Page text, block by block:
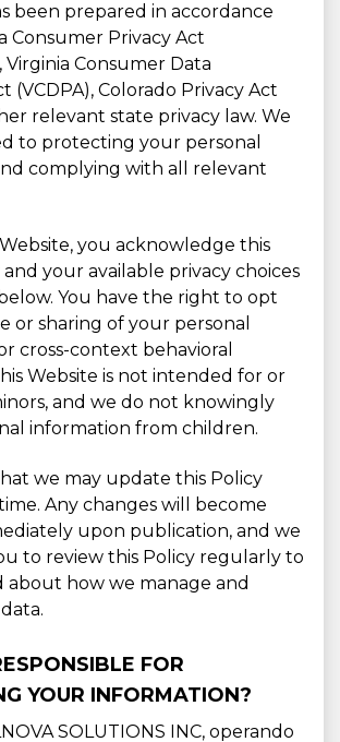
been prepared in accordance
Consumer Privacy Act
Virginia Consumer Data
(VCDPA), Colorado Privacy Act
relevant state privacy law. We
to protecting your personal
complying with all relevant
you acknowledge this
and your available privacy choices
You have the right to opt
or sharing of your personal
cross-context behavioral
Website is not intended for or
and we do not knowingly
information from children.
we may update this Policy
Any changes will become
upon publication, and we
to review this Policy regularly to
about how we manage and
FOR
YOUR INFORMATION?
SOLUTIONS INC, operando